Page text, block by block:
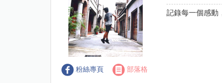
粉絲專頁 部落格
記錄每一個感動